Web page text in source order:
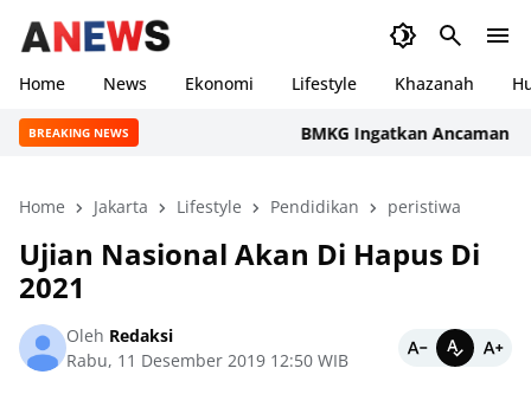
Home News Ekonomi Lifestyle Khazanah
BREAKING NEWS BMKG Ingatkan Ancaman
Home Jakarta Lifestyle Pendidikan peristiwa
Ujian Nasional Akan Di Hapus Di
2021
Oleh Redaksi
Rabu, 11 Desember 2019 12:50 WIB